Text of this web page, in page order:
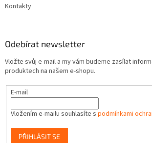
Kontakty
Odebírat newsletter
Vložte svůj e-mail a my vám budeme zasílat
produktech na našem e-shopu.
E-mail
Vložením e-mailu souhlasíte s podmínkami
PŘIHLÁSIT SE